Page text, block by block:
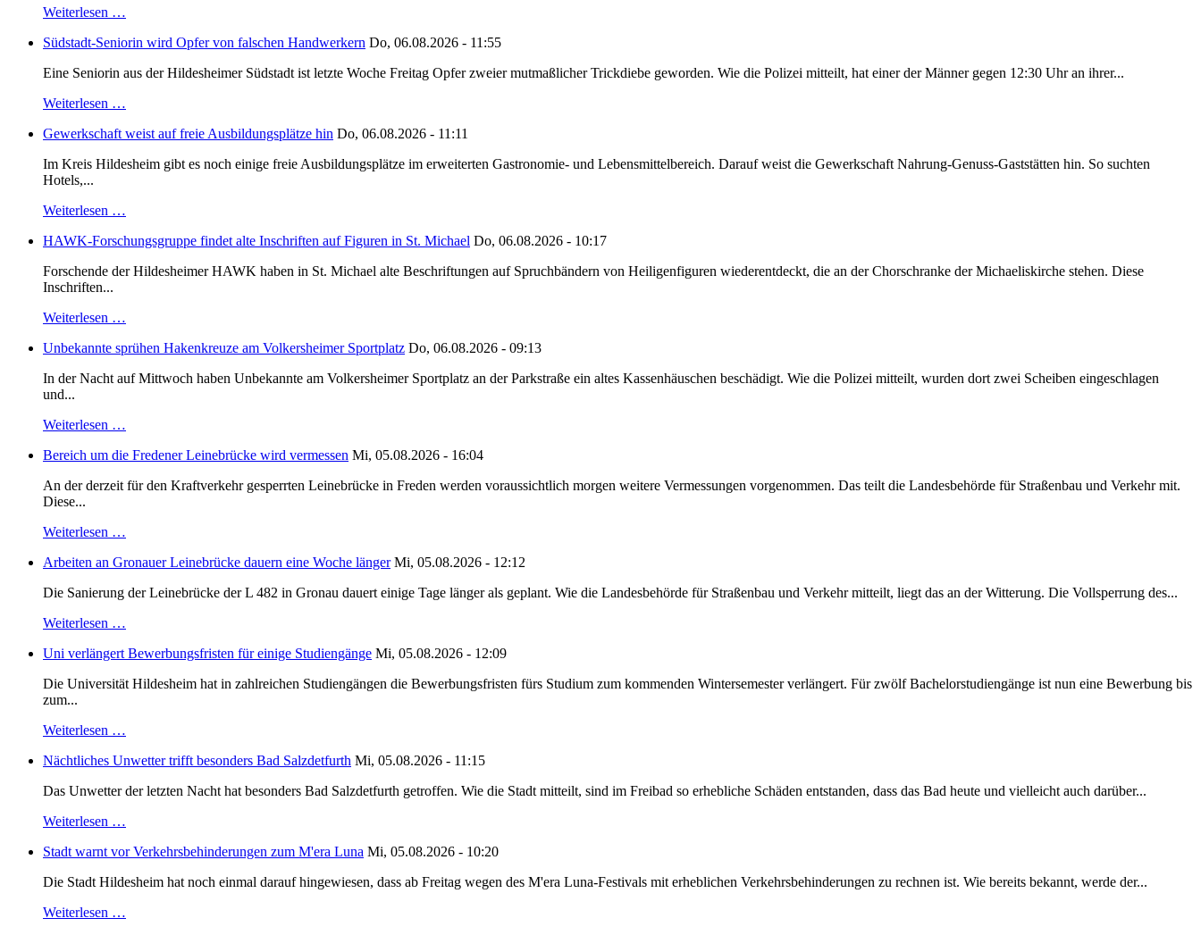
Weiterlesen …
Südstadt-Seniorin wird Opfer von falschen Handwerkern Do, 06.08.2026 - 11:55
Eine Seniorin aus der Hildesheimer Südstadt ist letzte Woche Freitag Opfer zweier mutmaßlicher Trickdiebe geworden. Wie die Polizei mitteilt, hat einer der Männer gegen 12:30 Uhr an ihrer...
Weiterlesen …
Gewerkschaft weist auf freie Ausbildungsplätze hin Do, 06.08.2026 - 11:11
Im Kreis Hildesheim gibt es noch einige freie Ausbildungsplätze im erweiterten Gastronomie- und Lebensmittelbereich. Darauf weist die Gewerkschaft Nahrung-Genuss-Gaststätten hin. So suchten
Hotels,...
Weiterlesen …
HAWK-Forschungsgruppe findet alte Inschriften auf Figuren in St. Michael Do, 06.08.2026 - 10:17
Forschende der Hildesheimer HAWK haben in St. Michael alte Beschriftungen auf Spruchbändern von Heiligenfiguren wiederentdeckt, die an der Chorschranke der Michaeliskirche stehen. Diese
Inschriften...
Weiterlesen …
Unbekannte sprühen Hakenkreuze am Volkersheimer Sportplatz Do, 06.08.2026 - 09:13
In der Nacht auf Mittwoch haben Unbekannte am Volkersheimer Sportplatz an der Parkstraße ein altes Kassenhäuschen beschädigt. Wie die Polizei mitteilt, wurden dort zwei Scheiben eingeschlagen
und...
Weiterlesen …
Bereich um die Fredener Leinebrücke wird vermessen Mi, 05.08.2026 - 16:04
An der derzeit für den Kraftverkehr gesperrten Leinebrücke in Freden werden voraussichtlich morgen weitere Vermessungen vorgenommen. Das teilt die Landesbehörde für Straßenbau und Verkehr mit.
Diese...
Weiterlesen …
Arbeiten an Gronauer Leinebrücke dauern eine Woche länger Mi, 05.08.2026 - 12:12
Die Sanierung der Leinebrücke der L 482 in Gronau dauert einige Tage länger als geplant. Wie die Landesbehörde für Straßenbau und Verkehr mitteilt, liegt das an der Witterung. Die Vollsperrung des...
Weiterlesen …
Uni verlängert Bewerbungsfristen für einige Studiengänge Mi, 05.08.2026 - 12:09
Die Universität Hildesheim hat in zahlreichen Studiengängen die Bewerbungsfristen fürs Studium zum kommenden Wintersemester verlängert. Für zwölf Bachelorstudiengänge ist nun eine Bewerbung bis
zum...
Weiterlesen …
Nächtliches Unwetter trifft besonders Bad Salzdetfurth Mi, 05.08.2026 - 11:15
Das Unwetter der letzten Nacht hat besonders Bad Salzdetfurth getroffen. Wie die Stadt mitteilt, sind im Freibad so erhebliche Schäden entstanden, dass das Bad heute und vielleicht auch darüber...
Weiterlesen …
Stadt warnt vor Verkehrsbehinderungen zum M'era Luna Mi, 05.08.2026 - 10:20
Die Stadt Hildesheim hat noch einmal darauf hingewiesen, dass ab Freitag wegen des M'era Luna-Festivals mit erheblichen Verkehrsbehinderungen zu rechnen ist. Wie bereits bekannt, werde der...
Weiterlesen …